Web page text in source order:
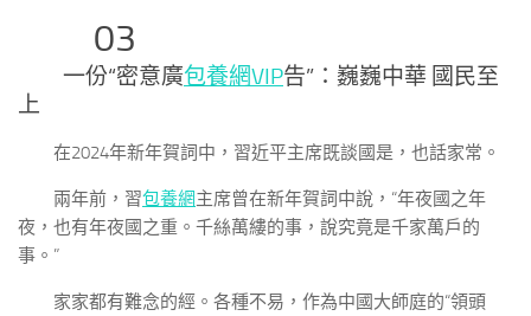
03
一份“密意廣包養網VIP告”：巍巍中華 國民至
上
在2024年新年賀詞中，習近平主席既談國是，也話家常。
兩年前，習包養網主席曾在新年賀詞中說，“年夜國之年
夜，也有年夜國之重。千絲萬縷的事，說究竟是千家萬戶的
事。”
家家都有難念的經。各種不易，作為中國大師庭的“領頭